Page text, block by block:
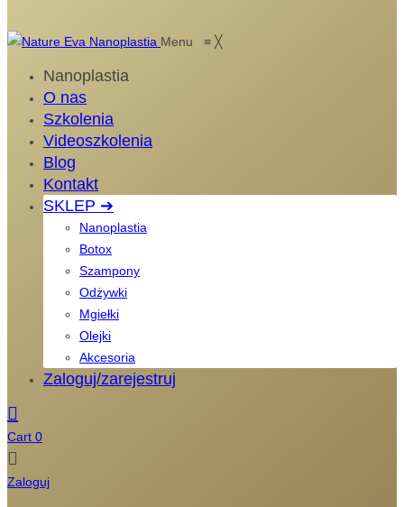
Menu ≡ ╳
Nanoplastia
O nas
Szkolenia
Videoszkolenia
Blog
Kontakt
SKLEP ➔
Nanoplastia
Botox
Szampony
Odżywki
Mgiełki
Olejki
Akcesoria
Zaloguj/zarejestruj
Cart 0
Zaloguj